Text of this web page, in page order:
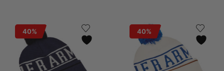
40% 40%